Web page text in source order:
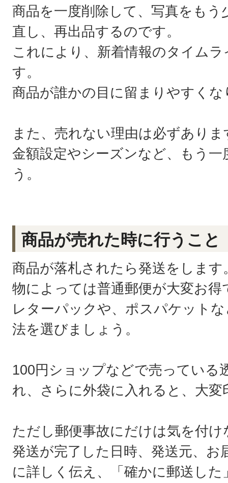
商品を一度削除して、写真をも
直し、再出品するのです。
これにより、新着情報のタイム
す。
商品が誰かの目に留まりやすくな
また、売れない理由は必ずありま
金額設定やシーズンなど、もう
う。
商品が売れた時に行うこと
商品が落札されたら発送をします
物によっては普通郵便が大変お得
レターパックや、ポスパケット
法を選びましょう。
100円ショップなどで売っている
れ、さらに外袋に入れると、大
ただし郵便事故にだけは気を付
発送が完了した日時、発送元、お
に詳しく伝え、「確かに郵送し